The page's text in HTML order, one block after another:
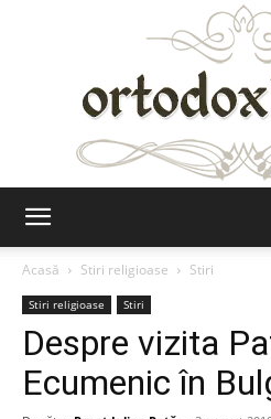
Acasă
Stiri religioase Stiri
Stiri religioase Stiri
Despre vizita
Ecumenic în